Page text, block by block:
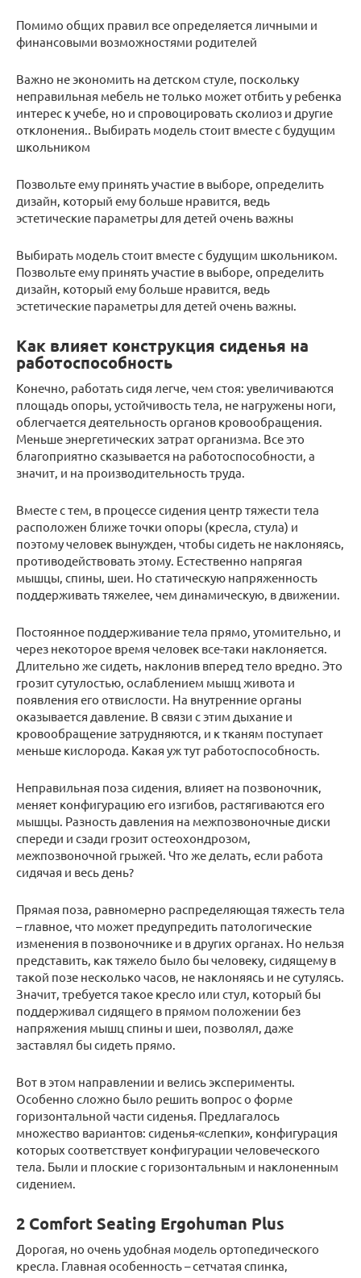
Помимо общих правил все определяется личными и
финансовыми возможностями родителей
Важно не экономить на детском стуле, поскольку
неправильная мебель не только может отбить у ребенка
интерес к учебе, но и спровоцировать сколиоз и другие
отклонения.. Выбирать модель стоит вместе с будущим
школьником
Позвольте ему принять участие в выборе, определить
дизайн, который ему больше нравится, ведь
эстетические параметры для детей очень важны
Выбирать модель стоит вместе с будущим школьником.
Позвольте ему принять участие в выборе, определить
дизайн, который ему больше нравится, ведь
эстетические параметры для детей очень важны.
Как влияет конструкция сиденья на
работоспособность
Конечно, работать сидя легче, чем стоя: увеличиваются
площадь опоры, устойчивость тела, не нагружены ноги,
облегчается деятельность органов кровообращения.
Меньше энергетических затрат организма. Все это
благоприятно сказывается на работоспособности, а
значит, и на производительность труда.
Вместе с тем, в процессе сидения центр тяжести тела
расположен ближе точки опоры (кресла, стула) и
поэтому человек вынужден, чтобы сидеть не наклоняясь,
противодействовать этому. Естественно напрягая
мышцы, спины, шеи. Но статическую напряженность
поддерживать тяжелее, чем динамическую, в движении.
Постоянное поддерживание тела прямо, утомительно, и
через некоторое время человек все-таки наклоняется.
Длительно же сидеть, наклонив вперед тело вредно. Это
грозит сутулостью, ослаблением мышц живота и
появления его отвислости. На внутренние органы
оказывается давление. В связи с этим дыхание и
кровообращение затрудняются, и к тканям поступает
меньше кислорода. Какая уж тут работоспособность.
Неправильная поза сидения, влияет на позвоночник,
меняет конфигурацию его изгибов, растягиваются его
мышцы. Разность давления на межпозвоночные диски
спереди и сзади грозит остеохондрозом,
межпозвоночной грыжей. Что же делать, если работа
сидячая и весь день?
Прямая поза, равномерно распределяющая тяжесть тела
– главное, что может предупредить патологические
изменения в позвоночнике и в других органах. Но нельзя
представить, как тяжело было бы человеку, сидящему в
такой позе несколько часов, не наклоняясь и не сутулясь.
Значит, требуется такое кресло или стул, который бы
поддерживал сидящего в прямом положении без
напряжения мышц спины и шеи, позволял, даже
заставлял бы сидеть прямо.
Вот в этом направлении и велись эксперименты.
Особенно сложно было решить вопрос о форме
горизонтальной части сиденья. Предлагалось
множество вариантов: сиденья-«слепки», конфигурация
которых соответствует конфигурации человеческого
тела. Были и плоские с горизонтальным и наклоненным
сидением.
2 Comfort Seating Ergohuman Plus
Дорогая, но очень удобная модель ортопедического
кресла. Главная особенность – сетчатая спинка,